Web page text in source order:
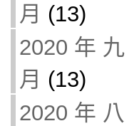
月 (13)
2020 年 九
月 (13)
2020 年 八